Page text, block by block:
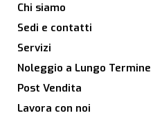
Chi siamo
Sedi e contatti
Servizi
Noleggio a Lungo Termine
Post Vendita
Lavora con noi